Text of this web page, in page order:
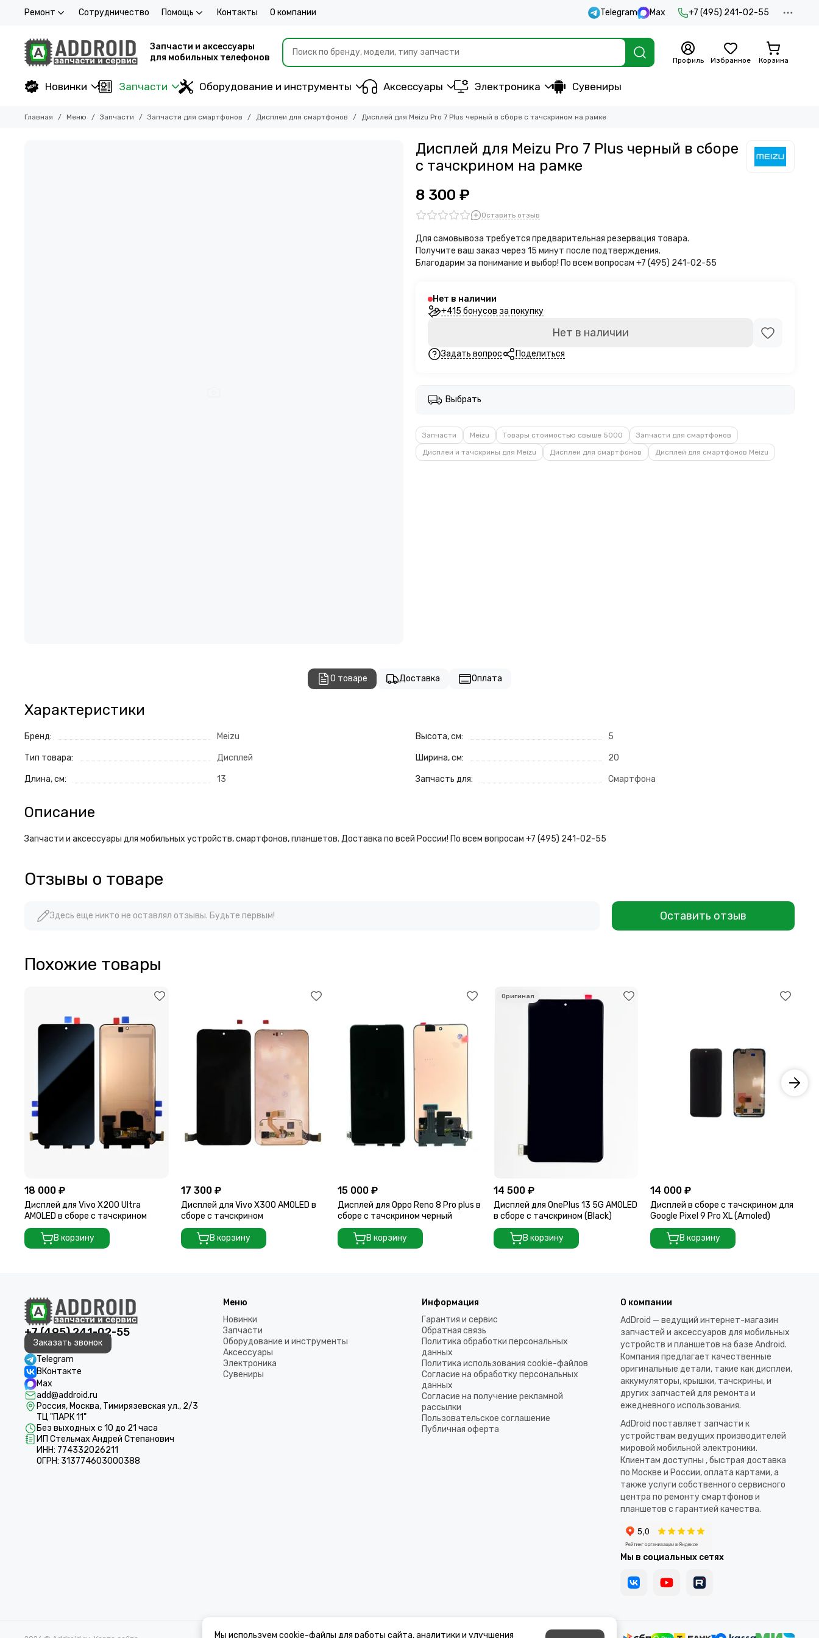
Ремонт Сотрудничество Помощь Контакты О компании Telegram Max +7 (495) 241-02-55
Запчасти и аксессуары
для мобильных телефонов
Профиль Избранное Корзина
Новинки Запчасти Оборудование и инструменты Аксессуары Электроника Сувениры
Главная Меню Запчасти Запчасти для смартфонов Дисплеи для смартфонов Дисплей для Meizu Pro 7 Plus черный в сборе с тачскрином на рамке
Дисплей для Meizu Pro 7 Plus черный в сборе
с тачскрином на рамке
8 300 ₽
Оставить отзыв
Для самовывоза требуется предварительная резервация товара.
Получите ваш заказ через 15 минут после подтверждения.
Благодарим за понимание и выбор! По всем вопросам +7 (495) 241-02-55
Нет в наличии
+415 бонусов за покупку
Нет в наличии
Задать вопрос Поделиться
Выбрать
Запчасти Meizu Товары стоимостью свыше 5000
Запчасти для смартфонов
Дисплеи и тачскрины для Meizu
Дисплеи для смартфонов Дисплей для смартфонов Meizu
О товаре Доставка Оплата
Характеристики
Бренд: Meizu
Тип товара: Дисплей
Длина, см: 13
Высота, см: 5
Ширина, см: 20
Запчасть для: Смартфона
Описание
Запчасти и аксессуары для мобильных устройств, смартфонов, планшетов. Доставка по всей России! По всем вопросам +7 (495) 241-02-55
Отзывы о товаре
Здесь еще никто не оставлял отзывы. Будьте первым! Оставить отзыв
Похожие товары
18 000 ₽
Дисплей для Vivo X200 Ultra
AMOLED в сборе с тачскрином
В корзину
17 300 ₽
Дисплей для Vivo X300 AMOLED в
сборе с тачскрином
В корзину
15 000 ₽
Дисплей для Oppo Reno 8 Pro plus в
сборе с тачскрином черный
В корзину
14 500 ₽
Дисплей для OnePlus 13 5G AMOLED
в сборе с тачскрином (Black)
В корзину
14 000 ₽
Дисплей в сборе с тачскрином для
Google Pixel 9 Pro XL (Amoled)
В корзину
+7 (495) 241-02-55
Заказать звонок
Telegram
ВКонтакте
Max
add@addroid.ru
Россия, Москва, Тимирязевская ул., 2/3
ТЦ "ПАРК 11"
Без выходных с 10 до 21 часа
ИП Стельмах Андрей Степанович
ИНН: 774332026211
ОГРН: 313774603000388
Меню
Новинки
Запчасти
Оборудование и инструменты
Аксессуары
Электроника
Сувениры
Информация
Гарантия и сервис
Обратная связь
Политика обработки персональных
данных
Политика использования cookie-файлов
Согласие на обработку персональных
данных
Согласие на получение рекламной
рассылки
Пользовательское соглашение
Публичная оферта
О компании
AdDroid — ведущий интернет-магазин
запчастей и аксессуаров для мобильных
устройств и планшетов на базе Android.
Компания предлагает качественные
оригинальные детали, такие как дисплеи,
аккумуляторы, крышки, тачскрины, и
других запчастей для ремонта и
ежедневного использования.​
AdDroid поставляет запчасти к
устройствам ведущих производителей
мировой мобильной электроники.
Клиентам доступны , быстрая доставка
по Москве и России, оплата картами, а
также услуги собственного сервисного
центра по ремонту смартфонов и
планшетов с гарантией качества.
Мы в социальных сетях
Мы используем cookie-файлы для работы сайта, аналитики и улучшения